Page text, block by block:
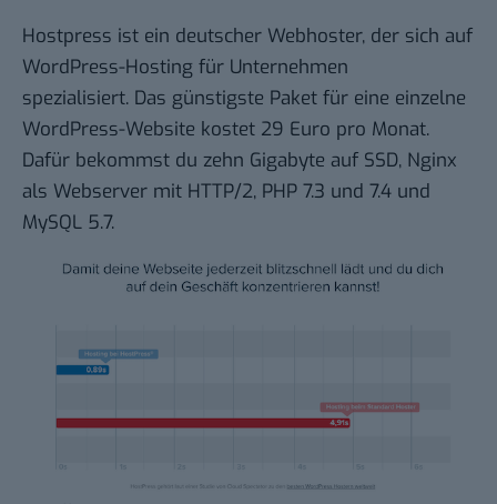
Hostpress ist ein deutscher Webhoster, der sich auf
WordPress-Hosting für Unternehmen
spezialisiert. Das günstigste Paket für eine einzelne
WordPress-Website kostet 29 Euro pro Monat.
Dafür bekommst du zehn Gigabyte auf SSD, Nginx
als Webserver mit HTTP/2, PHP 7.3 und 7.4 und
MySQL 5.7.